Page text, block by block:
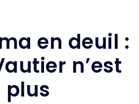
en deuil :
n’est
plus